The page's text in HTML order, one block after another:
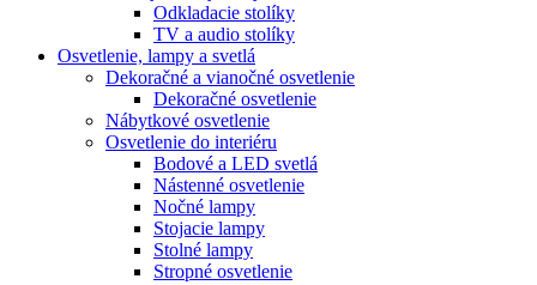
Odkladacie stolíky
TV a audio stolíky
Osvetlenie, lampy a svetlá
Dekoračné a vianočné osvetlenie
Dekoračné osvetlenie
Nábytkové osvetlenie
Osvetlenie do interiéru
Bodové a LED svetlá
Nástenné osvetlenie
Nočné lampy
Stojacie lampy
Stolné lampy
Stropné osvetlenie